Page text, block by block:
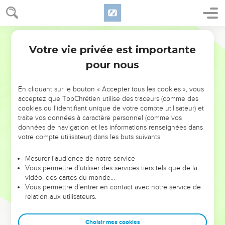
NE MANQUEZ PAS L’ÉVÉNEMENT
DE L’ANNÉE !
ET SI LEURS ERREURS POUVAIENT VOUS ÉVITER LES
VOTRES ?
leur foi ou leur vision. Mais on voit moins les doutes, les erreurs
et les saisons difficiles qu'ils ont traversés, alors même que ce
sont elles qui les ont façonnés.
Dans cette conférence, leaders, entrepreneurs, et responsables
clés pour avancer avec plus de sagesse afin que leurs erreurs
Votre vie privée est importante
pour nous
En cliquant sur le bouton « Accepter tous les cookies », vous
acceptez que TopChrétien utilise des traceurs (comme des
cookies ou l'identifiant unique de votre compte utilisateur) et
traite vos données à caractère personnel (comme vos
données de navigation et les informations renseignées dans
votre compte utilisateur) dans les buts suivants :
Mesurer l'audience de notre service
Vous permettre d'utiliser des services tiers tels que de la
vidéo, des cartes du monde…
Vous permettre d'entrer en contact avec notre service de
relation aux utilisateurs.
Choisir mes cookies